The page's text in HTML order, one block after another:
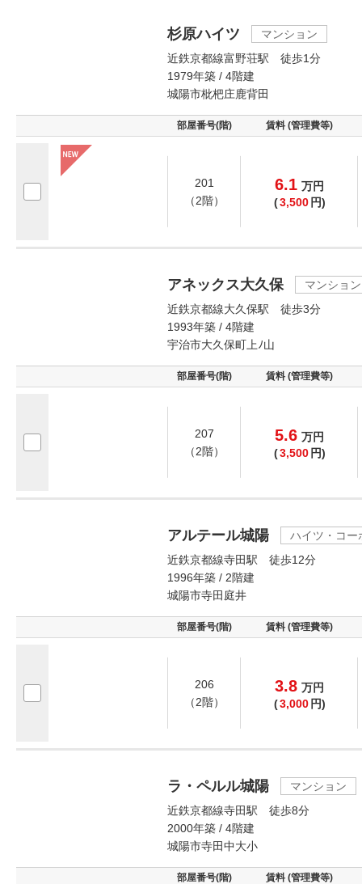
杉原ハイツ
マンション
近鉄京都線富野荘駅 徒歩1分
1979年築 / 4階建
城陽市枇杷庄鹿背田
部屋番号(階) 賃料 (管理費等)
201
（2階）
6.1 万円
(3,500 円)
アネックス大久保
マンション
近鉄京都線大久保駅 徒歩3分
1993年築 / 4階建
宇治市大久保町上ﾉ山
部屋番号(階) 賃料 (管理費等)
207
（2階）
5.6 万円
(3,500 円)
アルテール城陽
ハイツ・コー
近鉄京都線寺田駅 徒歩12分
1996年築 / 2階建
城陽市寺田庭井
部屋番号(階) 賃料 (管理費等)
206
（2階）
3.8 万円
(3,000 円)
ラ・ペルル城陽
マンション
近鉄京都線寺田駅 徒歩8分
2000年築 / 4階建
城陽市寺田中大小
部屋番号(階) 賃料 (管理費等)